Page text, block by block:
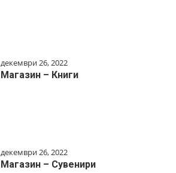
декември 26, 2022
Магазин – Книги
декември 26, 2022
Магазин – Сувенири